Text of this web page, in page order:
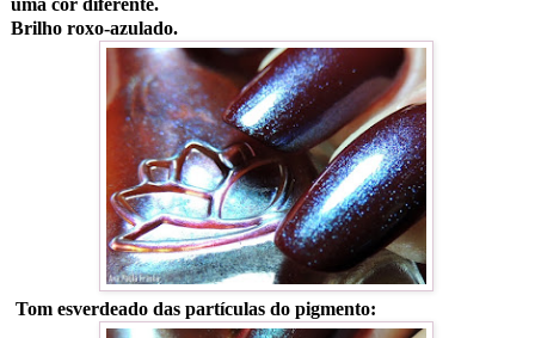
uma cor diferente.
Brilho roxo-azulado.
Tom esverdeado das partículas do pigmento: